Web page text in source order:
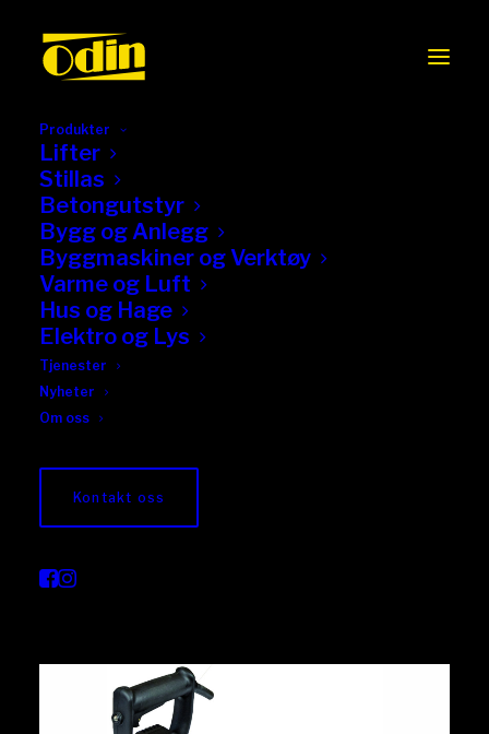
Produkter
Lifter
Stillas
Betongutstyr
Bygg og Anlegg
Byggmaskiner og Verktøy
Varme og Luft
Hus og Hage
Elektro og Lys
Tjenester
Nyheter
Om oss
Kontakt oss
Betongsliper/fres